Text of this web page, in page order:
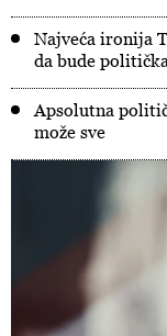
Najveća ironija
da bude
Apsolutna
može sve